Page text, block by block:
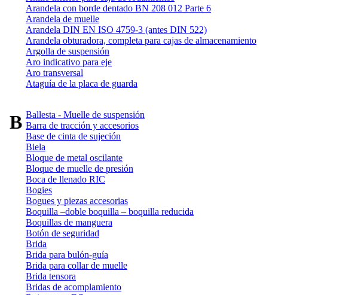
Arandela con borde dentado BN 208 012 Parte 6
Arandela de muelle
Arandela DIN EN ISO 4759-3 (antes DIN 522)
Arandela obturadora, completa para cajas de almacenamiento
Argolla de suspensión
Aro indicativo para eje
Aro transversal
Ataguía de la placa de guarda
BBallesta - Muelle de suspensión
Barra de tracción y accesorios
Base de cinta de sujeción
Biela
Bloque de metal oscilante
Bloque de muelle de presión
Boca de llenado RIC
Bogies
Bogues y piezas accesorias
Boquilla –doble boquilla – boquilla reducida
Boquillas de manguera
Botón de seguridad
Brida
Brida para bulón-guía
Brida para collar de muelle
Brida tensora
Bridas de acomplamiento